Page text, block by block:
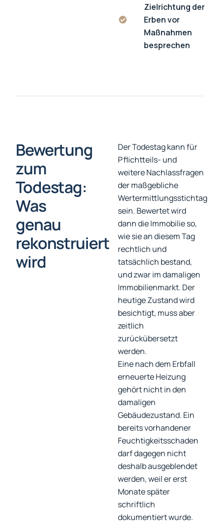
Zielrichtung der
Erben vor
Maßnahmen
besprechen
Bewertung
zum
Todestag:
Was
genau
rekonstruiert
wird
Der Todestag kann für
Pflichtteils- und
weitere Nachlassfragen
der maßgebliche
Wertermittlungsstichtag
sein. Bewertet wird
dann die Immobilie so,
wie sie an diesem Tag
rechtlich und
tatsächlich bestand,
und zwar im damaligen
Immobilienmarkt. Der
heutige Zustand wird
besichtigt, muss aber
zeitlich
zurückübersetzt
werden.
Eine nach dem Erbfall
erneuerte Heizung
gehört nicht in den
damaligen
Gebäudezustand. Ein
bereits vorhandener
Feuchtigkeitsschaden
darf dagegen nicht
deshalb ausgeblendet
werden, weil er erst
Monate später
schriftlich
dokumentiert wurde.